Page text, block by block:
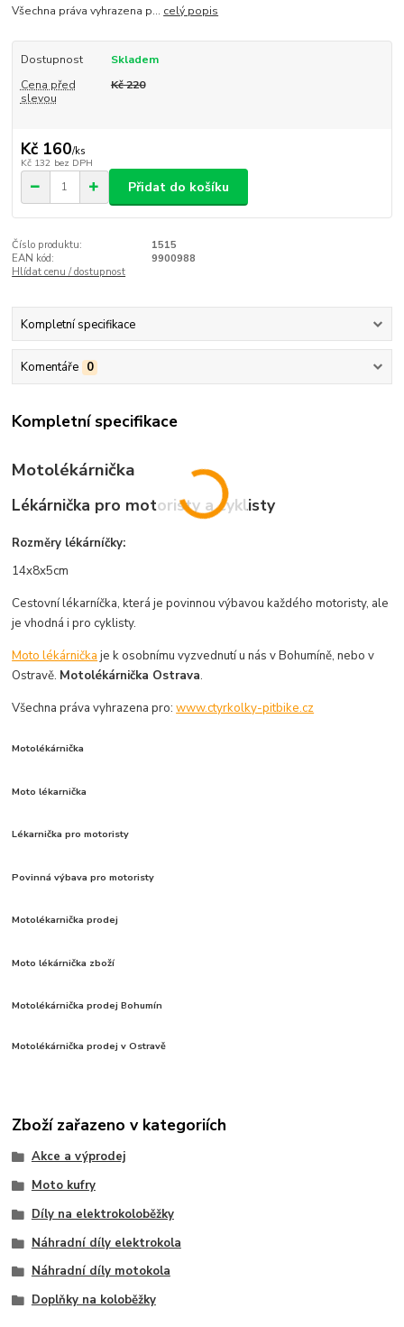
Všechna práva vyhrazena p... celý popis
Dostupnost
Skladem
Cena před
slevou
Kč 220
Kč 160/ks
Kč 132 bez DPH
Přidat do košíku
Číslo produktu:
1515
EAN kód:
9900988
Hlídat cenu / dostupnost
Kompletní specifikace
Komentáře 0
Kompletní specifikace
Motolékárnička
Lékárnička pro motoristy a cyklisty
Rozměry lékárníčky:
14x8x5cm
Cestovní lékarníčka, která je povinnou výbavou každého motoristy, ale
je vhodná i pro cyklisty.
Moto lékárnička je k osobnímu vyzvednutí u nás v Bohumíně, nebo v
Ostravě. Motolékárnička Ostrava.
Všechna práva vyhrazena pro:www.ctyrkolky-pitbike.cz
Motolékárnička
Moto lékarnička
Lékarnička pro motoristy
Povinná výbava pro motoristy
Motolékarnička prodej
Moto lékárnička zboží
Motolékárnička prodej Bohumín
Motolékárnička prodej v Ostravě
Zboží zařazeno v kategoriích
Akce a výprodej
Moto kufry
Díly na elektrokoloběžky
Náhradní díly elektrokola
Náhradní díly motokola
Doplňky na koloběžky